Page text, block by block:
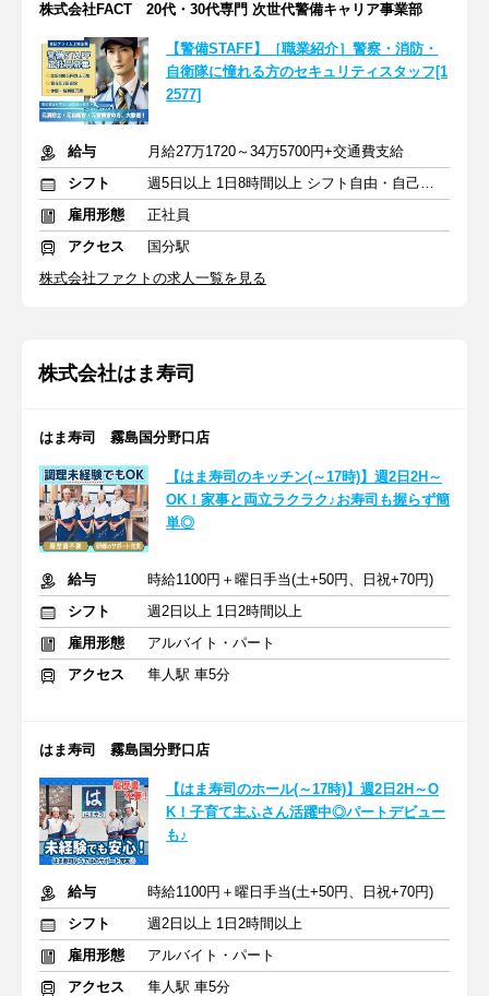
株式会社FACT 20代・30代専門 次世代警備キャリア事業部
【警備STAFF】［職業紹介］警察・消防・
自衛隊に憧れる方のセキュリティスタッフ[1
2577]
給与
月給27万1720～34万5700円+交通費支給
シフト
週5日以上 1日8時間以上 シフト自由・自己申告
雇用形態
正社員
アクセス
国分駅
株式会社ファクトの求人一覧を見る
株式会社はま寿司
はま寿司 霧島国分野口店
【はま寿司のキッチン(～17時)】週2日2H～
OK！家事と両立ラクラク♪お寿司も握らず簡
単◎
給与
時給1100円＋曜日手当(土+50円、日祝+70円)
シフト
週2日以上 1日2時間以上
雇用形態
アルバイト・パート
アクセス
隼人駅 車5分
はま寿司 霧島国分野口店
【はま寿司のホール(～17時)】週2日2H～O
K！子育て主ふさん活躍中◎パートデビュー
も♪
給与
時給1100円＋曜日手当(土+50円、日祝+70円)
シフト
週2日以上 1日2時間以上
雇用形態
アルバイト・パート
アクセス
隼人駅 車5分